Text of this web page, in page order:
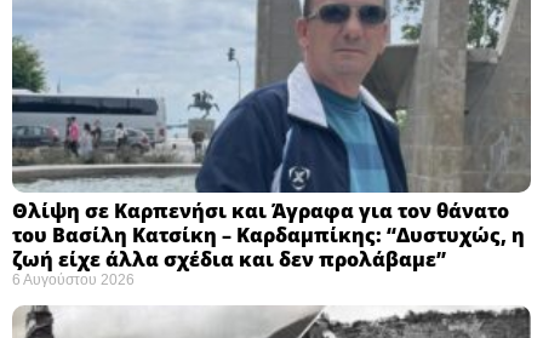
Θλίψη σε Καρπενήσι και Άγραφα για τον θάνατο
του Βασίλη Κατσίκη – Καρδαμπίκης: “Δυστυχώς, η
ζωή είχε άλλα σχέδια και δεν προλάβαμε”
6 Αυγούστου 2026